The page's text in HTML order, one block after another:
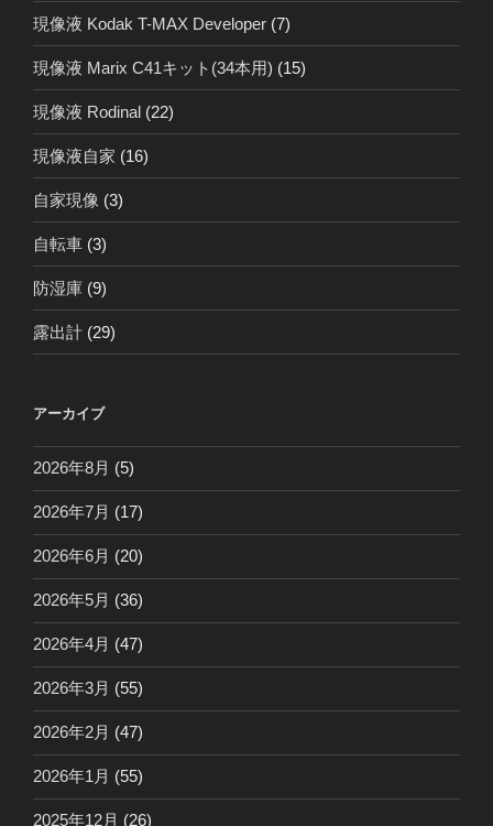
現像液 Kodak T-MAX Developer (7)
現像液 Marix C41キット(34本用) (15)
現像液 Rodinal (22)
現像液自家 (16)
自家現像 (3)
自転車 (3)
防湿庫 (9)
露出計 (29)
アーカイブ
2026年8月 (5)
2026年7月 (17)
2026年6月 (20)
2026年5月 (36)
2026年4月 (47)
2026年3月 (55)
2026年2月 (47)
2026年1月 (55)
2025年12月 (26)